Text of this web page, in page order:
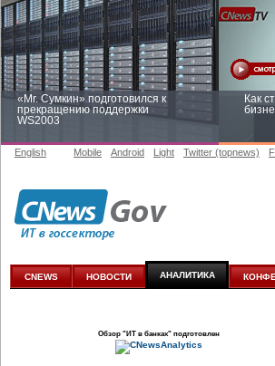
«Mr. Сумкин» подготовился к
прекращению поддержки
WS2003
Как
Заоблачная оптимизация: как
аналитике
English Mobile Android Light Twitter (topnews)
CNEWS НОВОСТИ АНАЛИТИКА
Обзор "ИТ в банках"подготовлен